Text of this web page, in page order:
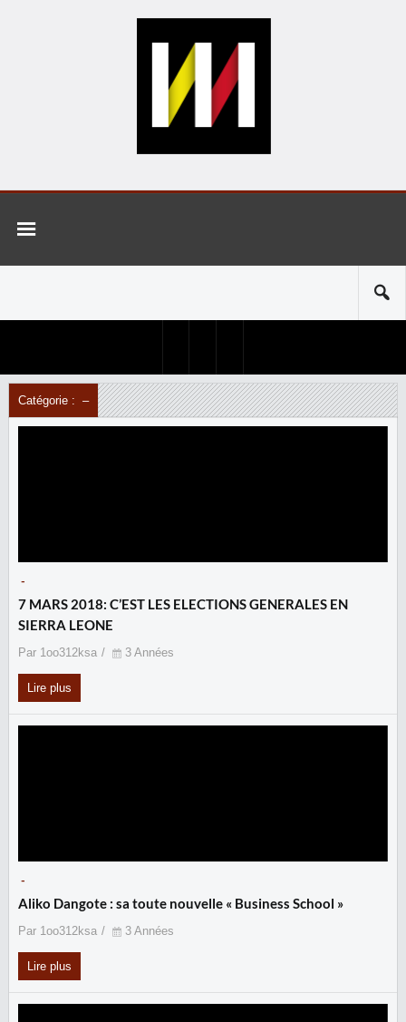
Catégorie : –
-
7 MARS 2018: C’EST LES ELECTIONS GENERALES EN
SIERRA LEONE
Par 1oo312ksa 3 Années
Lire plus
-
Aliko Dangote : sa toute nouvelle « Business School »
Par 1oo312ksa 3 Années
Lire plus